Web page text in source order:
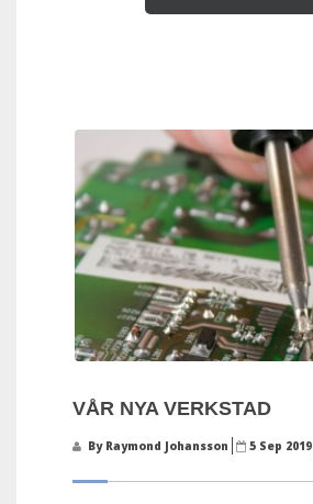
VÅR NYA VERKSTAD
By Raymond Johansson 5 Sep 2019